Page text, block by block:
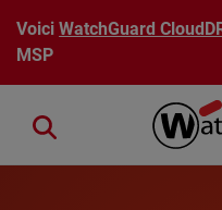
Aller au contenu principal
VoiciWatchGuard
MSP
Close search